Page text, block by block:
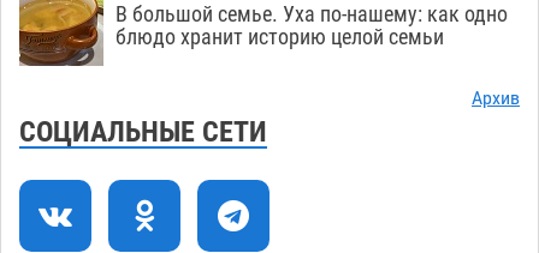
12:49
Астраханские гандболисты с крупной победы
стартовали на Всероссийской Спартакиаде
В астраханском селе невестка изрешетила
машину свекрови
11:45
Астраханские приставы выдворили 12
нелегалов прямым рейсом из Шереметьево
В большой семье. Уха по-нашему: как одно
блюдо хранит историю целой семьи
Архив
СОЦИАЛЬНЫЕ СЕТИ